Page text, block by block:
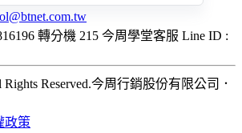
轉分機 215 今周學堂客服 Line ID :
Reserved.今周行銷股份有限公司 ．
政策